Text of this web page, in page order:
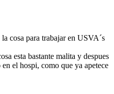
cosa para trabajar en USVA´s
esta bastante malita y despues
el hospi, como que ya apetece